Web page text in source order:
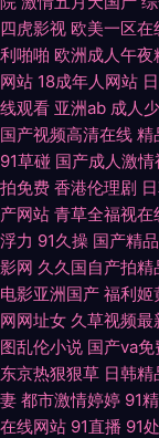
99热新网址是 豆花小
月丁香婷婷成人 91社
色逼 亚洲国产无AV
人妖五区 亚洲影院麻
夜夜 青青青青大香蕉
频 欧日无码 五月天
人操免费网 婷婷性网
久毛 亚洲第一夜 91
四虎影视 欧美一区在
利啪啪 欧洲成人午夜
网站 18成年人网站
线观看 亚洲ab 成人
国产视频高清在线 精
91草碰 国产成人激情
拍免费 香港伦理剧
产网站 青草全福视在
浮力 91久操 国产精
影网 久久国自产拍精
电影亚洲国产 福利姬
网网址女 久草视频最
图乱伦小说 国产va
东京热狠狠草 日韩精
妻 都市激情婷婷 91
在线网站 91直播 91